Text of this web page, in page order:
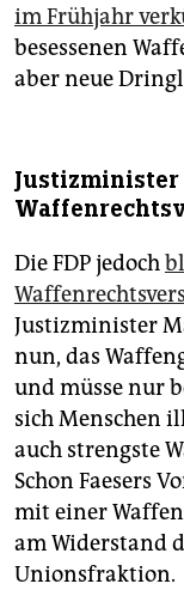
im Frühjahr
besessenen
aber neue
Justizminister
Die FDP jedoch
Justizminister
nun, das
und müsse nur
sich Menschen
auch strengste
Schon Faesers
mit einer
am Widerstand
Unionsfraktion.